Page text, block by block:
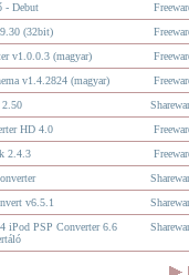
- Debut
(32bit)
v1.0.0.3 (magyar)
v1.4.2824 (magyar)
2.50
HD 4.0
2.4.3
v6.5.1
iPod PSP Converter 6.6